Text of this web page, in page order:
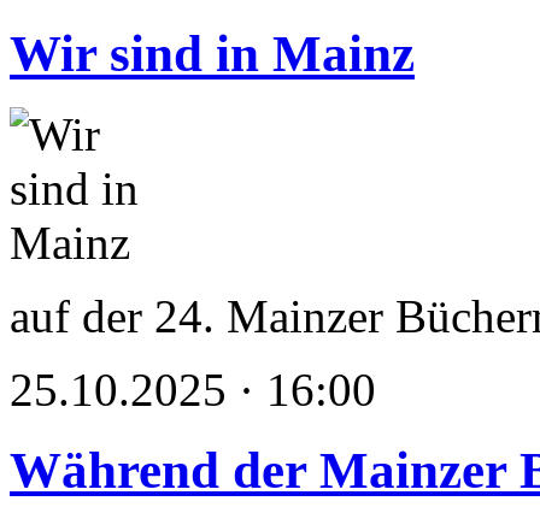
Wir sind in Mainz
auf der 24. Mainzer
25.10.2025 · 16:00
Während der Mainzer